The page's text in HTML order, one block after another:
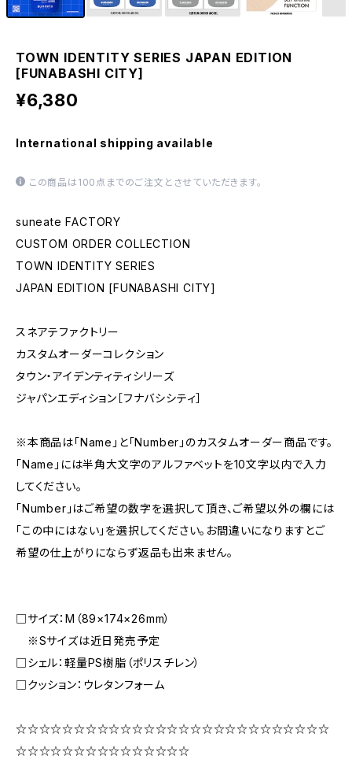
TOWN IDENTITY SERIES JAPAN EDITION
[FUNABASHI CITY]
¥6,380
International shipping available
この商品は100点までのご注文とさせていただきます。
suneate FACTORY
CUSTOM ORDER COLLECTION
TOWN IDENTITY SERIES
JAPAN EDITION [FUNABASHI CITY]
スネアテファクトリー
カスタムオーダーコレクション
タウン・アイデンティティシリーズ
ジャパンエディション［フナバシシティ］
※本商品は「Name」と「Number」のカスタムオーダー商品です。
「Name」には半角大文字のアルファベットを10文字以内で入力
してください。
「Number」はご希望の数字を選択して頂き、ご希望以外の欄には
「この中にはない」を選択してください。お間違いになりますとご
希望の仕上がりにならず返品も出来ません。
□サイズ：M（89×174×26mm）
※Sサイズは近日発売予定
□シェル：軽量PS樹脂（ポリスチレン）
□クッション：ウレタンフォーム
☆☆☆☆☆☆☆☆☆☆☆☆☆☆☆☆☆☆☆☆☆☆☆☆☆☆☆
☆☆☆☆☆☆☆☆☆☆☆☆☆☆☆